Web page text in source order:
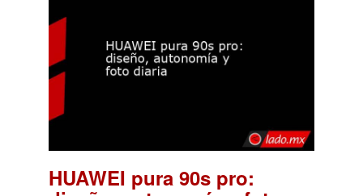
HUAWEI pura 90s pro: